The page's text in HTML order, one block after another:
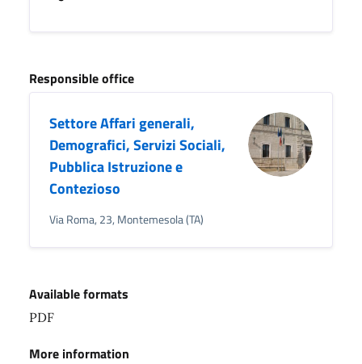
Responsible office
Settore Affari generali,
Demografici, Servizi Sociali,
Pubblica Istruzione e
Contezioso
Via Roma, 23, Montemesola (TA)
Available formats
PDF
More information